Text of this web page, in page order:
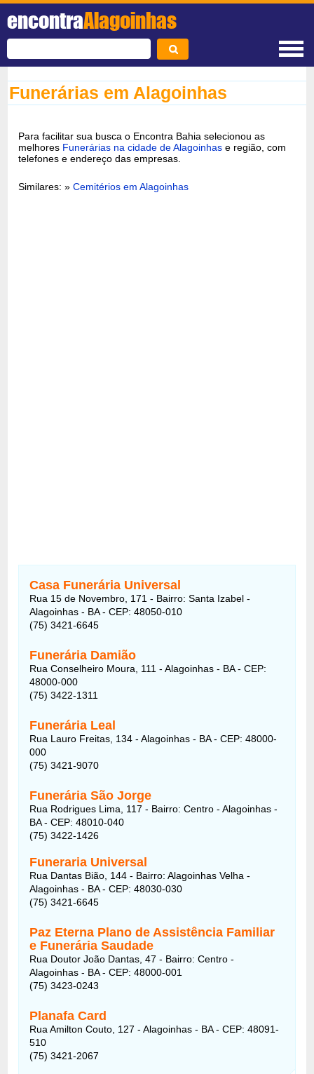
encontraAlagoinhas
Funerárias em Alagoinhas
Para facilitar sua busca o Encontra Bahia selecionou as
melhores Funerárias na cidade de Alagoinhas e região, com
telefones e endereço das empresas.
Similares: »Cemitérios em Alagoinhas
Casa Funerária Universal
Rua 15 de Novembro, 171 - Bairro: Santa Izabel -
Alagoinhas - BA - CEP: 48050-010
(75) 3421-6645
Funerária Damião
Rua Conselheiro Moura, 111 - Alagoinhas - BA - CEP:
48000-000
(75) 3422-1311
Funerária Leal
Rua Lauro Freitas, 134 - Alagoinhas - BA - CEP: 48000-
000
(75) 3421-9070
Funerária São Jorge
Rua Rodrigues Lima, 117 - Bairro: Centro - Alagoinhas -
BA - CEP: 48010-040
(75) 3422-1426
Funeraria Universal
Rua Dantas Bião, 144 - Bairro: Alagoinhas Velha -
Alagoinhas - BA - CEP: 48030-030
(75) 3421-6645
Paz Eterna Plano de Assistência Familiar
e Funerária Saudade
Rua Doutor João Dantas, 47 - Bairro: Centro -
Alagoinhas - BA - CEP: 48000-001
(75) 3423-0243
Planafa Card
Rua Amilton Couto, 127 - Alagoinhas - BA - CEP: 48091-
510
(75) 3421-2067